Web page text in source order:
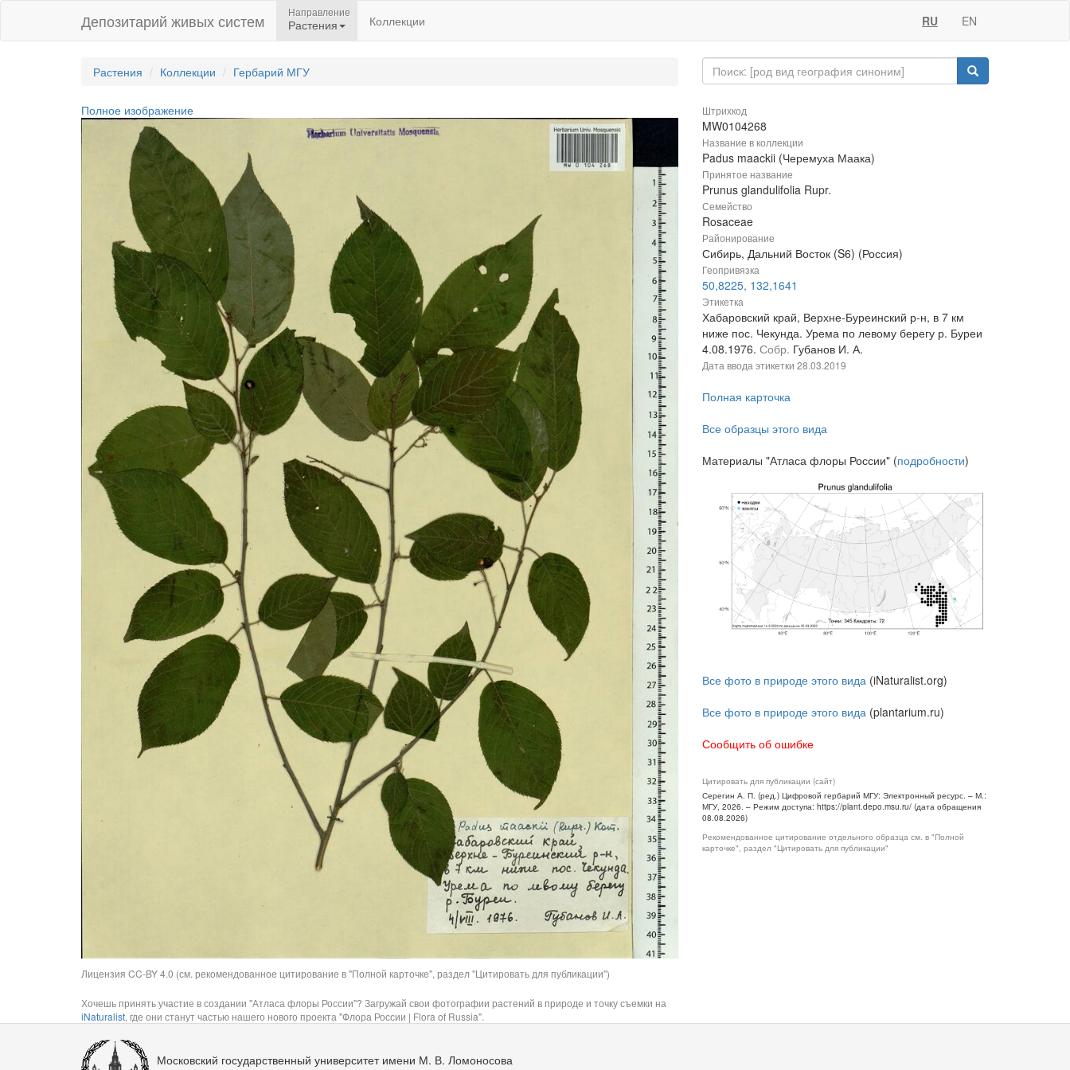
Депозитарий живых систем Направление
Растения Коллекции RU EN
Растения Коллекции Гербарий МГУ
Полное изображение
Лицензия CC-BY 4.0 (см. рекомендованное цитирование в "Полной карточке", раздел "Цитировать для публикации")
Хочешь принять участие в создании "Атласа флоры России"? Загружай свои фотографии растений в природе и точку съемки на
iNaturalist, где они станут частью нашего нового проекта "Флора России | Flora of Russia".
Штрихкод
MW0104268
Название в коллекции
Padus maackii (Черемуха Маака)
Принятое название
Prunus glandulifolia Rupr.
Семейство
Rosaceae
Районирование
Сибирь, Дальний Восток (S6) (Россия)
Геопривязка
50,8225, 132,1641
Этикетка
Хабаровский край, Верхне-Буреинский р-н, в 7 км
ниже пос. Чекунда. Урема по левому берегу р. Буреи
4.08.1976. Собр. Губанов И. А.
Дата ввода этикетки 28.03.2019
Полная карточка
Все образцы этого вида
Материалы "Атласа флоры России" (подробности)
Все фото в природе этого вида (iNaturalist.org)
Все фото в природе этого вида (plantarium.ru)
Сообщить об ошибке
Цитировать для публикации (сайт)
Серегин А. П. (ред.) Цифровой гербарий МГУ: Электронный ресурс. – М.:
МГУ, 2026. – Режим доступа: https://plant.depo.msu.ru/ (дата обращения
08.08.2026)
Рекомендованное цитирование отдельного образца см. в "Полной
карточке", раздел "Цитировать для публикации"
Московский государственный университет имени М. В. Ломоносова